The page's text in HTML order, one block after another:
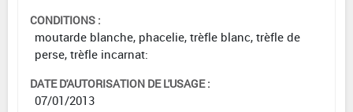
CONDITIONS :
moutarde blanche, phacelie, trèfle blanc, trèfle de
perse, trèfle incarnat:
DATE D'AUTORISATION DE L'USAGE :
07/01/2013